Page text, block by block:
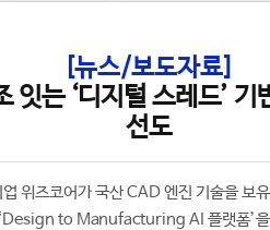
[뉴스/보도자료]
잇는 ‘디지털 스레드’
선도
위즈코어가 국산 CAD 엔진 기술을 보
‘Design to Manufacturing AI 플랫폼’